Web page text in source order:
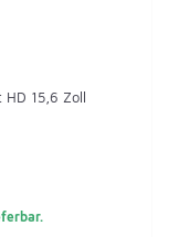
15,6 Zoll